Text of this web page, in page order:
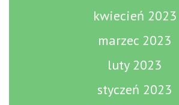
kwiecień 2023
marzec 2023
luty 2023
styczeń 2023